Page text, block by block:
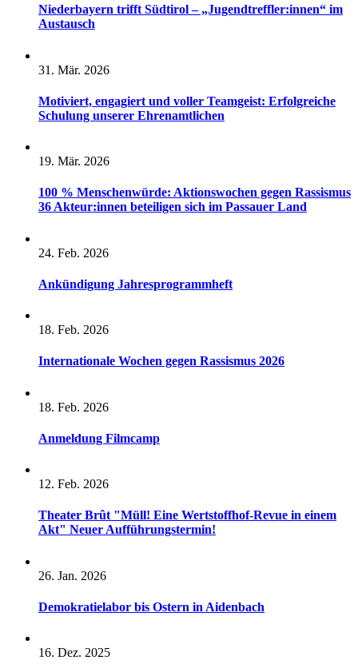
Niederbayern trifft Südtirol – „Jugendtreffler:innen“ im
Austausch
31. Mär. 2026
Motiviert, engagiert und voller Teamgeist: Erfolgreiche
Schulung unserer Ehrenamtlichen
19. Mär. 2026
100 % Menschenwürde: Aktionswochen gegen Rassismus
36 Akteur:innen beteiligen sich im Passauer Land
24. Feb. 2026
Ankündigung Jahresprogrammheft
18. Feb. 2026
Internationale Wochen gegen Rassismus 2026
18. Feb. 2026
Anmeldung Filmcamp
12. Feb. 2026
Theater Brût "Müll! Eine Wertstoffhof-Revue in einem
Akt" Neuer Aufführungstermin!
26. Jan. 2026
Demokratielabor bis Ostern in Aidenbach
16. Dez. 2025